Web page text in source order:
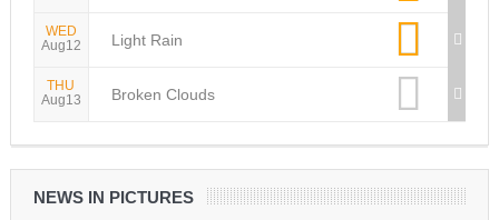
WED
Aug12
Light Rain
THU
Aug13
Broken Clouds
NEWS IN PICTURES